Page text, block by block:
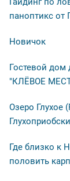
паноптикс от
Новичок
Гостевой
"КЛЁВОЕ
Озеро Глухое
Где близко к
половить